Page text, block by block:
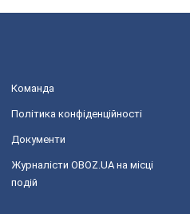
Команда
Політика конфіденційності
Документи
Журналісти OBOZ.UA на місці
подій